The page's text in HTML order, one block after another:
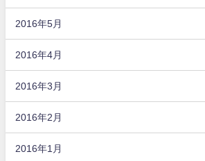
2016年5月
2016年4月
2016年3月
2016年2月
2016年1月